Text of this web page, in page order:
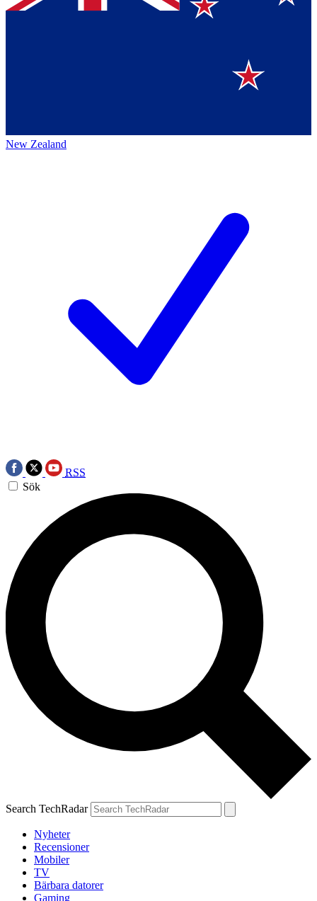
New Zealand
RSS
Sök
Search TechRadar
Nyheter
Recensioner
Mobiler
TV
Bärbara datorer
Gaming